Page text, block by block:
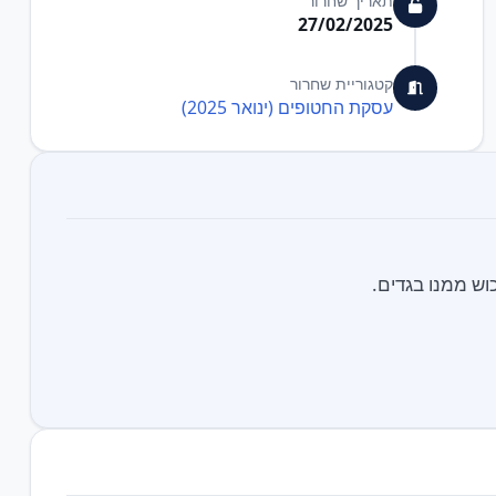
27/02/2025
קטגוריית שחרור
עסקת החטופים (ינואר 2025)